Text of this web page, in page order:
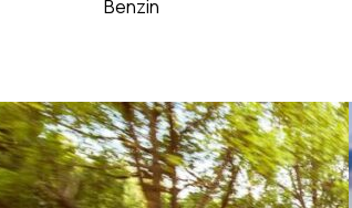
Benzin